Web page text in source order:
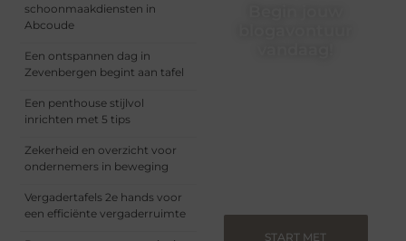
schoonmaakdiensten in
Abcoude
Een ontspannen dag in
Zevenbergen begint aan tafel
Een penthouse stijlvol
inrichten met 5 tips
Zekerheid en overzicht voor
ondernemers in beweging
Vergadertafels 2e hands voor
een efficiënte vergaderruimte
START MET